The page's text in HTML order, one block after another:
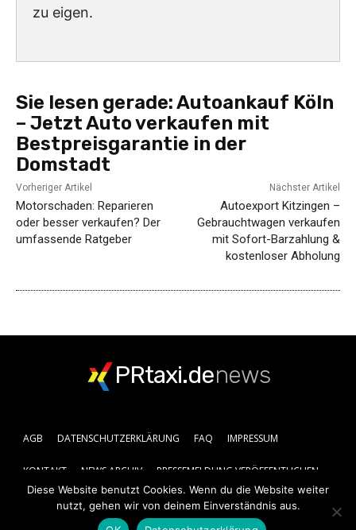
zu eigen.
Sie lesen gerade:Autoankauf Köln
– Jetzt Auto verkaufen mit
Bestpreisgarantie in der
Domstadt
Vorheriger Artikel
Motorschaden: Reparieren
oder besser verkaufen? Der
umfassende Ratgeber
Nächster Artikel
Autoexport Kitzingen –
Gebrauchtwagen verkaufen
mit Sofort-Barzahlung &
kostenloser Abholung
PRtaxi.denews
AGB DATENSCHUTZERKLÄRUNG FAQ IMPRESSUM
KONTAKT NEWS ARCHIV PRESSEMELDUNG VERÖFFENTLICHEN
Diese Website benutzt Cookies. Wenn du die Website weiter
nutzt, gehen wir von deinem Einverständnis aus.